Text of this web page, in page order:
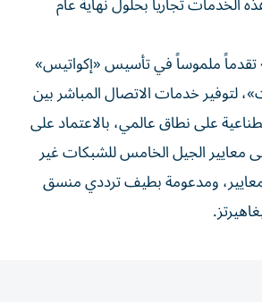
«سبيس 42» تقدماً ملموساً في تأسيس «إكواتيس»
لتوفير خدمات الاتصال المباشر بين
على نطاق عالمي، بالاعتماد على
معايير الجيل الخامس للشبكات غير
ومدعومة بطيف ترددي منسق